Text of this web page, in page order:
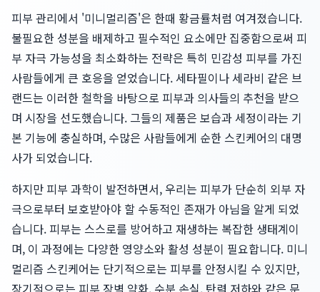
피부 관리에서 '미니멀리즘'은 한때 황금률처럼 여겨졌습니다.
불필요한 성분을 배제하고 필수적인 요소에만 집중함으로써 피
부 자극 가능성을 최소화하는 전략은 특히 민감성 피부를 가진
사람들에게 큰 호응을 얻었습니다. 세타필이나 세라비 같은 브
랜드는 이러한 철학을 바탕으로 피부과 의사들의 추천을 받으
며 시장을 선도했습니다. 그들의 제품은 보습과 세정이라는 기
본 기능에 충실하며, 수많은 사람들에게 순한 스킨케어의 대명
사가 되었습니다.
하지만 피부 과학이 발전하면서, 우리는 피부가 단순히 외부 자
극으로부터 보호받아야 할 수동적인 존재가 아님을 알게 되었
습니다. 피부는 스스로를 방어하고 재생하는 복잡한 생태계이
며, 이 과정에는 다양한 영양소와 활성 성분이 필요합니다. 미니
멀리즘 스킨케어는 단기적으로는 피부를 안정시킬 수 있지만,
장기적으로는 피부 장벽 약화, 수분 손실, 탄력 저하와 같은 문